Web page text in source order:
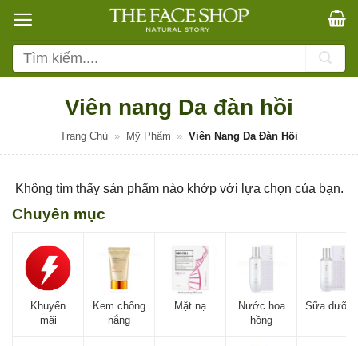
qua
nội
dung
Tìm
kiếm:
Viên nang Da đàn hồi
Trang Chủ » Mỹ Phẩm » Viên Nang Da Đàn Hồi
Không tìm thấy sản phẩm nào khớp với lựa chọn của bạn.
Chuyên mục
Khuyến
mãi
Kem chống
nắng
Mặt nạ
Nước hoa
hồng
Sữa